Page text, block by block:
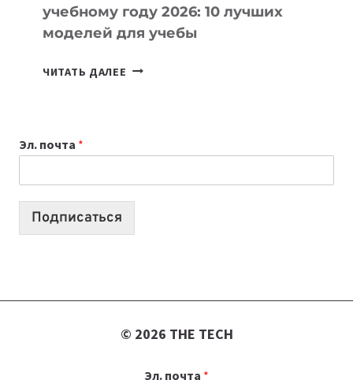
учебному году 2026: 10 лучших
моделей для учебы
ЧИТАТЬ ДАЛЕЕ КАКОЙ
2026:
10
Эл. почта *
Подписаться
© 2026 THE TECH
Эл. почта *